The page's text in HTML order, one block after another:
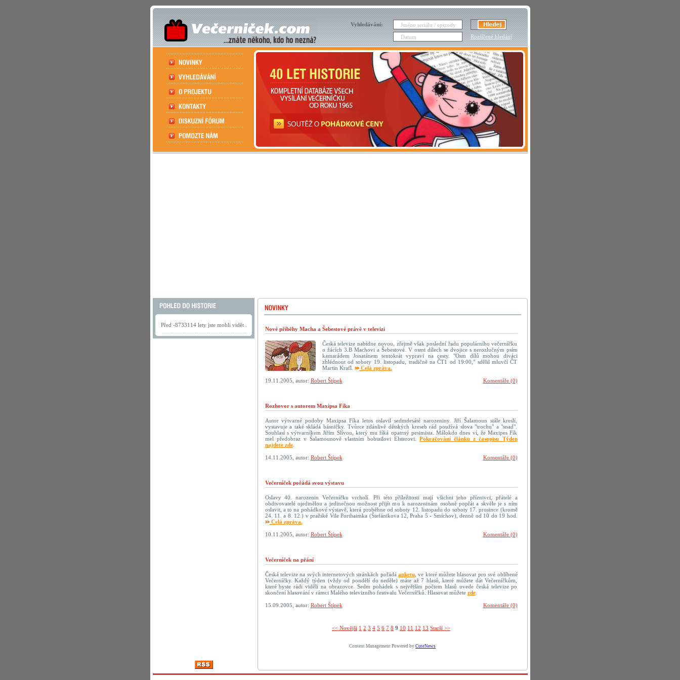
Vyhledávání:
Rozšířené hledání
Před -8733114 lety jste mohli vidět .
Nové příběhy Macha a Šebestové právě v televizi
Česká televize nabídne novou, zřejmě však poslední řadu populárního večerníčku
o žácích 3.B Machovi a Šebestové. V osmi dílech se dvojice s nerozlučným psím
kamarádem Jonatánem tentokrát vypraví na cesty. "Osm dílů mohou diváci
zhlédnout od soboty 19. listopadu, tradičně na ČT1 od 19:00," sdělil mluvčí ČT
Martin Krafl.
Celá zpráva.
Komentáře (0)
19.11.2005, autor: Robert Štípek
Rozhovor s autorem Maxipsa Fíka
Autor výtvarné podoby Maxipsa Fíka letos oslavil sedmdesáté narozeniny. Jiří Šalamoun stále kreslí,
vystavuje a také skládá básničky. Tvůrce zdánlivě dětských kreseb rád používá slova "trochu" a "snad".
Souhlasí s výtvarníkem Jiřím Slívou, který mu říká opatrný pesimista. Málokdo dnes ví, že Maxipes Fík
mel předobraz v Šalamounově vlastním bobtailovi Elsterovi.Pokračování článku z časopisu Týden
najdete zde.
Komentáře (0)
14.11.2005, autor: Robert Štípek
Večerníček pořádá svou výstavu
Oslavy 40. narozenin Večerníčku vrcholí. Při této příležitosti mají všichni jeho příznivci, přátelé a
obdivovatelé ojedinělou a jedinečnou možnost přijít mu k narozeninám osobně popřát a skvěle je s ním
oslavit, a to na pohádkové výstavě, která proběhne od soboty 12. listopadu do soboty 17. prosince (kromě
24. 11. a 8. 12.) v pražské Vile Porthaimka (Štefánikova 12, Praha 5 - Smíchov), denně od 10 do 19 hod.
Celá zpráva.
Komentáře (0)
10.11.2005, autor: Robert Štípek
Večerníček na přání
Česká televize na svých internetových stránkách pořádá anketu , ve které můžete hlasovat pro své oblíbené
Večerníčky. Každý týden (vždy od pondělí do neděle) máte až 7 hlasů, které můžete dát Večerníčkům,
které byste rádi viděli na obrazovce. Sedm pohádek s největším počtem hlasů uvede česká televize po
skončení hlasování v rámci Malého televizního festivalu Večerníčků. Hlasovat můžete zde.
Komentáře (0)
15.09.2005, autor: Robert Štípek
<< Novější­ 1 2 3 4 5 6 7 8 9 10 11 12 13 Starší >>
Content Management Powered by CuteNews